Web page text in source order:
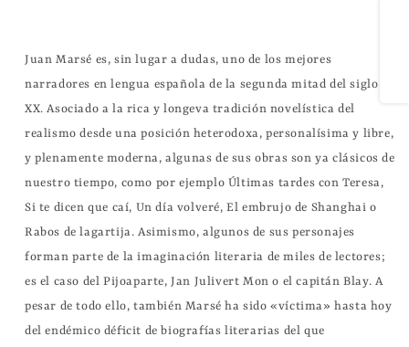
Maria
Cuenca
Juan Marsé es, sin lugar a dudas, uno de los mejores
narradores en lengua española de la segunda mitad del siglo
XX. Asociado a la rica y longeva tradición novelística del
realismo desde una posición heterodoxa, personalísima y libre,
y plenamente moderna, algunas de sus obras son ya clásicos de
nuestro tiempo, como por ejemplo Últimas tardes con Teresa,
Si te dicen que caí, Un día volveré, El embrujo de Shanghai o
Rabos de lagartija. Asimismo, algunos de sus personajes
forman parte de la imaginación literaria de miles de lectores;
es el caso del Pijoaparte, Jan Julivert Mon o el capitán Blay. A
pesar de todo ello, también Marsé ha sido «víctima» hasta hoy
del endémico déficit de biografías literarias del que